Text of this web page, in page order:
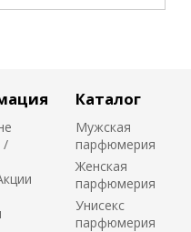
/
Каталог
Мужская
парфюмерия
Женская
парфюмерия
Унисекс
парфюмерия